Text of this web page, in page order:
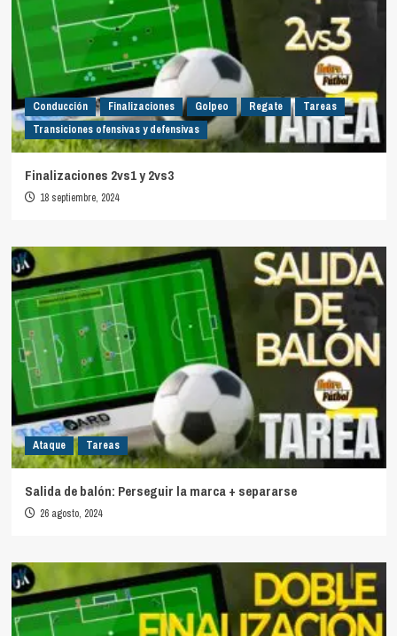
Conducción Finalizaciones Golpeo Regate
Tareas
Transiciones ofensivas y defensivas
Finalizaciones 2vs1 y 2vs3
18 septiembre, 2024
Ataque Tareas
Salida de balón: Perseguir la marca + separarse
26 agosto, 2024